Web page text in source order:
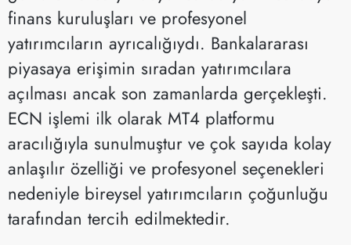
finans kuruluşları ve profesyonel
yatırımcıların ayrıcalığıydı. Bankalararası
piyasaya erişimin sıradan yatırımcılara
açılması ancak son zamanlarda gerçekleşti.
ECN işlemi ilk olarak MT4 platformu
aracılığıyla sunulmuştur ve çok sayıda kolay
anlaşılır özelliği ve profesyonel seçenekleri
nedeniyle bireysel yatırımcıların çoğunluğu
tarafından tercih edilmektedir.